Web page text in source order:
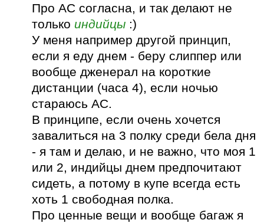
Про АС согласна, и так делают не
только индийцы :)
У меня например другой принцип,
если я еду днем - беру слиппер или
вообще дженерал на короткие
дистанции (часа 4), если ночью
стараюсь АС.
В принципе, если очень хочется
завалиться на 3 полку среди бела дня
- я там и делаю, и не важно, что моя 1
или 2, индийцы днем предпочитают
сидеть, а потому в купе всегда есть
хоть 1 свободная полка.
Про ценные вещи и вообще багаж я